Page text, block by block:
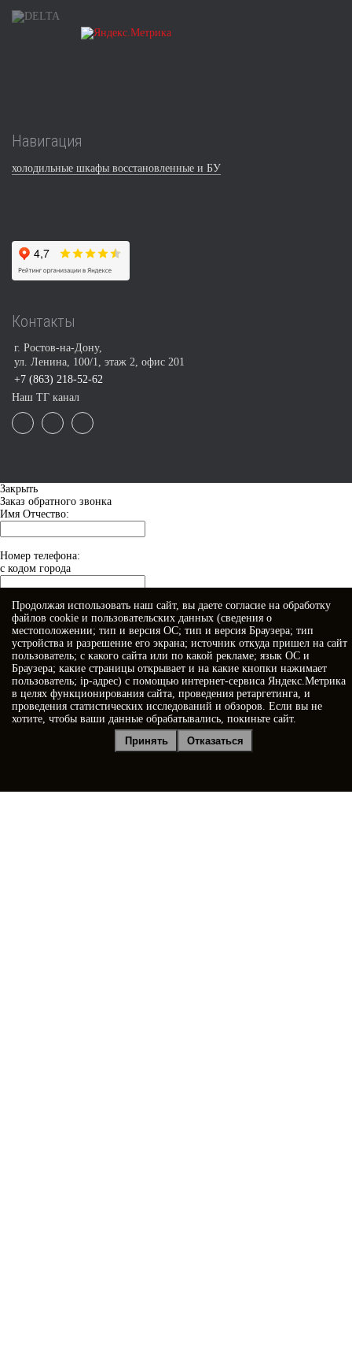
Навигация
холодильные шкафы восстановленные и БУ
Контакты
г. Ростов-на-Дону,
ул. Ленина, 100/1, этаж 2, офис 201
+7 (863) 218-52-62
Наш ТГ канал
Закрыть
Заказ обратного звонка
Имя Отчество:
Номер телефона:
с кодом города
Когда позвонить?
Я принимаю условияПолитики конфиденциальности
согласие на обработку персональных данных
Продолжая использовать наш сайт, вы даете согласие на обработку
файлов cookie и пользовательских данных (сведения о
местоположении; тип и версия ОС; тип и версия Браузера; тип
устройства и разрешение его экрана; источник откуда пришел на сайт
пользователь; с какого сайта или по какой рекламе; язык ОС и
Браузера; какие страницы открывает и на какие кнопки нажимает
пользователь; ip-адрес) с помощью интернет-сервиса Яндекс.Метрика
в целях функционирования сайта, проведения ретаргетинга, и
проведения статистических исследований и обзоров. Если вы не
хотите, чтобы ваши данные обрабатывались, покиньте сайт.
Принять
Отказаться